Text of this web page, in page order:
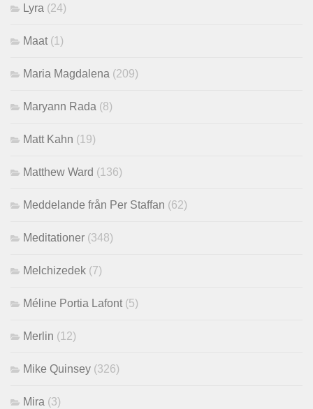
Lyra (24)
Maat (1)
Maria Magdalena (209)
Maryann Rada (8)
Matt Kahn (19)
Matthew Ward (136)
Meddelande från Per Staffan (62)
Meditationer (348)
Melchizedek (7)
Méline Portia Lafont (5)
Merlin (12)
Mike Quinsey (326)
Mira (3)